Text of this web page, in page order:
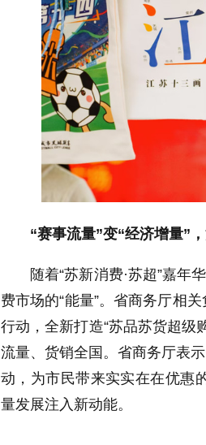
“赛事流量”变“经济增量”
随着“苏新消费·苏超”嘉年
费市场的“能量”。省商务厅相
行动，全新打造“苏品苏货超级
流量、货销全国。省商务厅表
动，为市民带来实实在在优惠
量发展注入新动能。